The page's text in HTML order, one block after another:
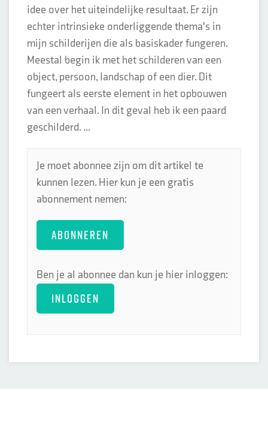
idee over het uiteindelijke resultaat. Er zijn
echter intrinsieke onderliggende thema's in
mijn schilderijen die als basiskader fungeren.
Meestal begin ik met het schilderen van een
object, persoon, landschap of een dier. Dit
fungeert als eerste element in het opbouwen
van een verhaal. In dit geval heb ik een paard
geschilderd. ...
Je moet abonnee zijn om dit artikel te
kunnen lezen. Hier kun je een gratis
abonnement nemen:
ABONNEREN
Ben je al abonnee dan kun je hier inloggen:
INLOGGEN